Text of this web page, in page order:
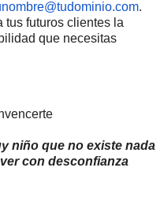
.
tus futuros clientes la
que necesitas
niño que no existe nada
con desconfianza